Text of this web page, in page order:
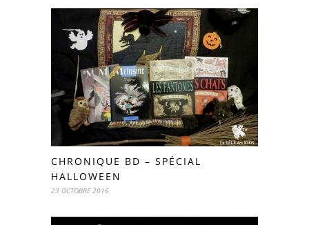
CHRONIQUE BD – SPÉCIAL
HALLOWEEN
23 OCTOBRE 2016